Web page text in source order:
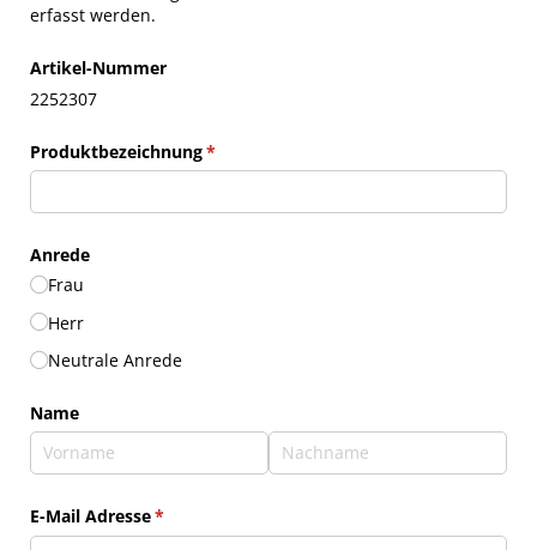
erfasst werden.
Artikel-Nummer
2252307
Produktbezeichnung*
(erforderlich)
Anrede
Frau
Herr
Neutrale Anrede
Name
E-Mail Adresse*
(erforderlich)